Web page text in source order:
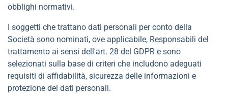
obblighi normativi.
I soggetti che trattano dati personali per conto della
Società sono nominati, ove applicabile, Responsabili del
trattamento ai sensi dell'art. 28 del GDPR e sono
selezionati sulla base di criteri che includono adeguati
requisiti di affidabilità, sicurezza delle informazioni e
protezione dei dati personali.